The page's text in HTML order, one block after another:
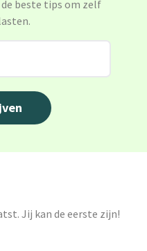
de beste tips om zelf
Jij kan de eerste zijn!